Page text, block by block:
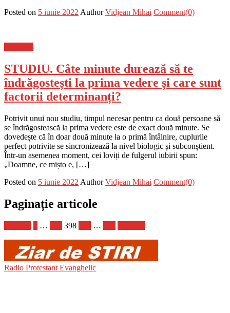
Posted on 5 iunie 2022 Author Vidjean Mihai Comment(0)
STUDIU. Câte minute durează să te
îndrăgostești la prima vedere și care sunt
factorii determinanți?
Potrivit unui nou studiu, timpul necesar pentru ca două persoane să
se îndrăgostească la prima vedere este de exact două minute. Se
dovedește că în doar două minute la o primă întâlnire, cuplurile
perfect potrivite se sincronizează la nivel biologic și subconștient.
Într-un asemenea moment, cei loviți de fulgerul iubirii spun:
„Doamne, ce mișto e, […]
Posted on 5 iunie 2022 Author Vidjean Mihai Comment(0)
Paginație articole
… 398 …
Radio Protestant Evanghelic